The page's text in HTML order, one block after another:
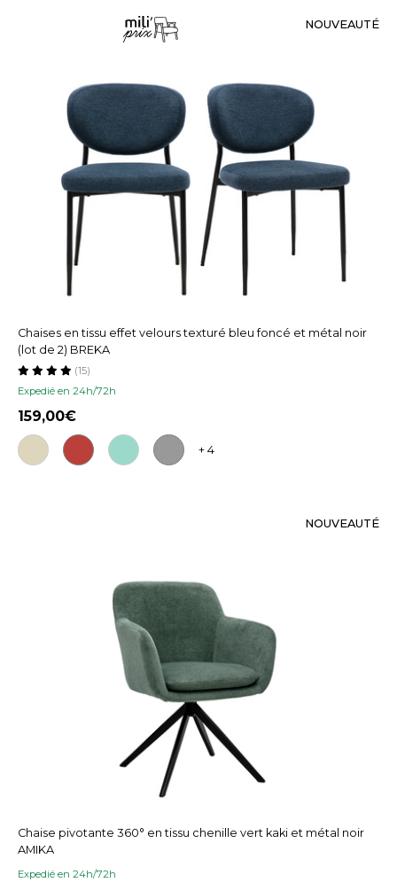
NOUVEAUTÉ
Chaises en tissu effet velours texturé bleu foncé et métal noir
(lot de 2) BREKA
Expedié en 24h/72h
(15)
159,00
+ 4
NOUVEAUTÉ
Chaise pivotante 360° en tissu chenille vert kaki et métal noir
AMIKA
Expedié en 24h/72h